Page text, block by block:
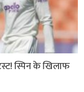
स्पिन के खिलाफ